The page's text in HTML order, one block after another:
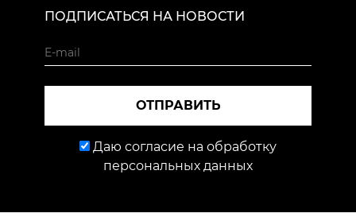
ПОДПИСАТЬСЯ НА НОВОСТИ
ОТПРАВИТЬ
Даю согласие на обработку
персональных данных